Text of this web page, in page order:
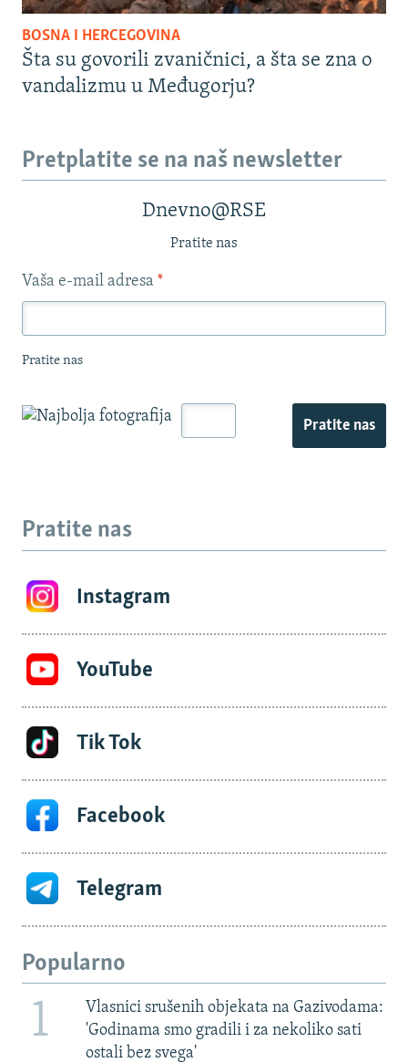
BOSNA I HERCEGOVINA
Šta su govorili zvaničnici, a šta se zna o
vandalizmu u Međugorju?
Pretplatite se na naš newsletter
Dnevno@RSE
Pratite nas
Vaša e-mail adresa *
Pratite nas
Pratite nas
Pratite nas
Instagram
YouTube
Tik Tok
Facebook
Telegram
Popularno
1
Vlasnici srušenih objekata na Gazivodama:
'Godinama smo gradili i za nekoliko sati
ostali bez svega'